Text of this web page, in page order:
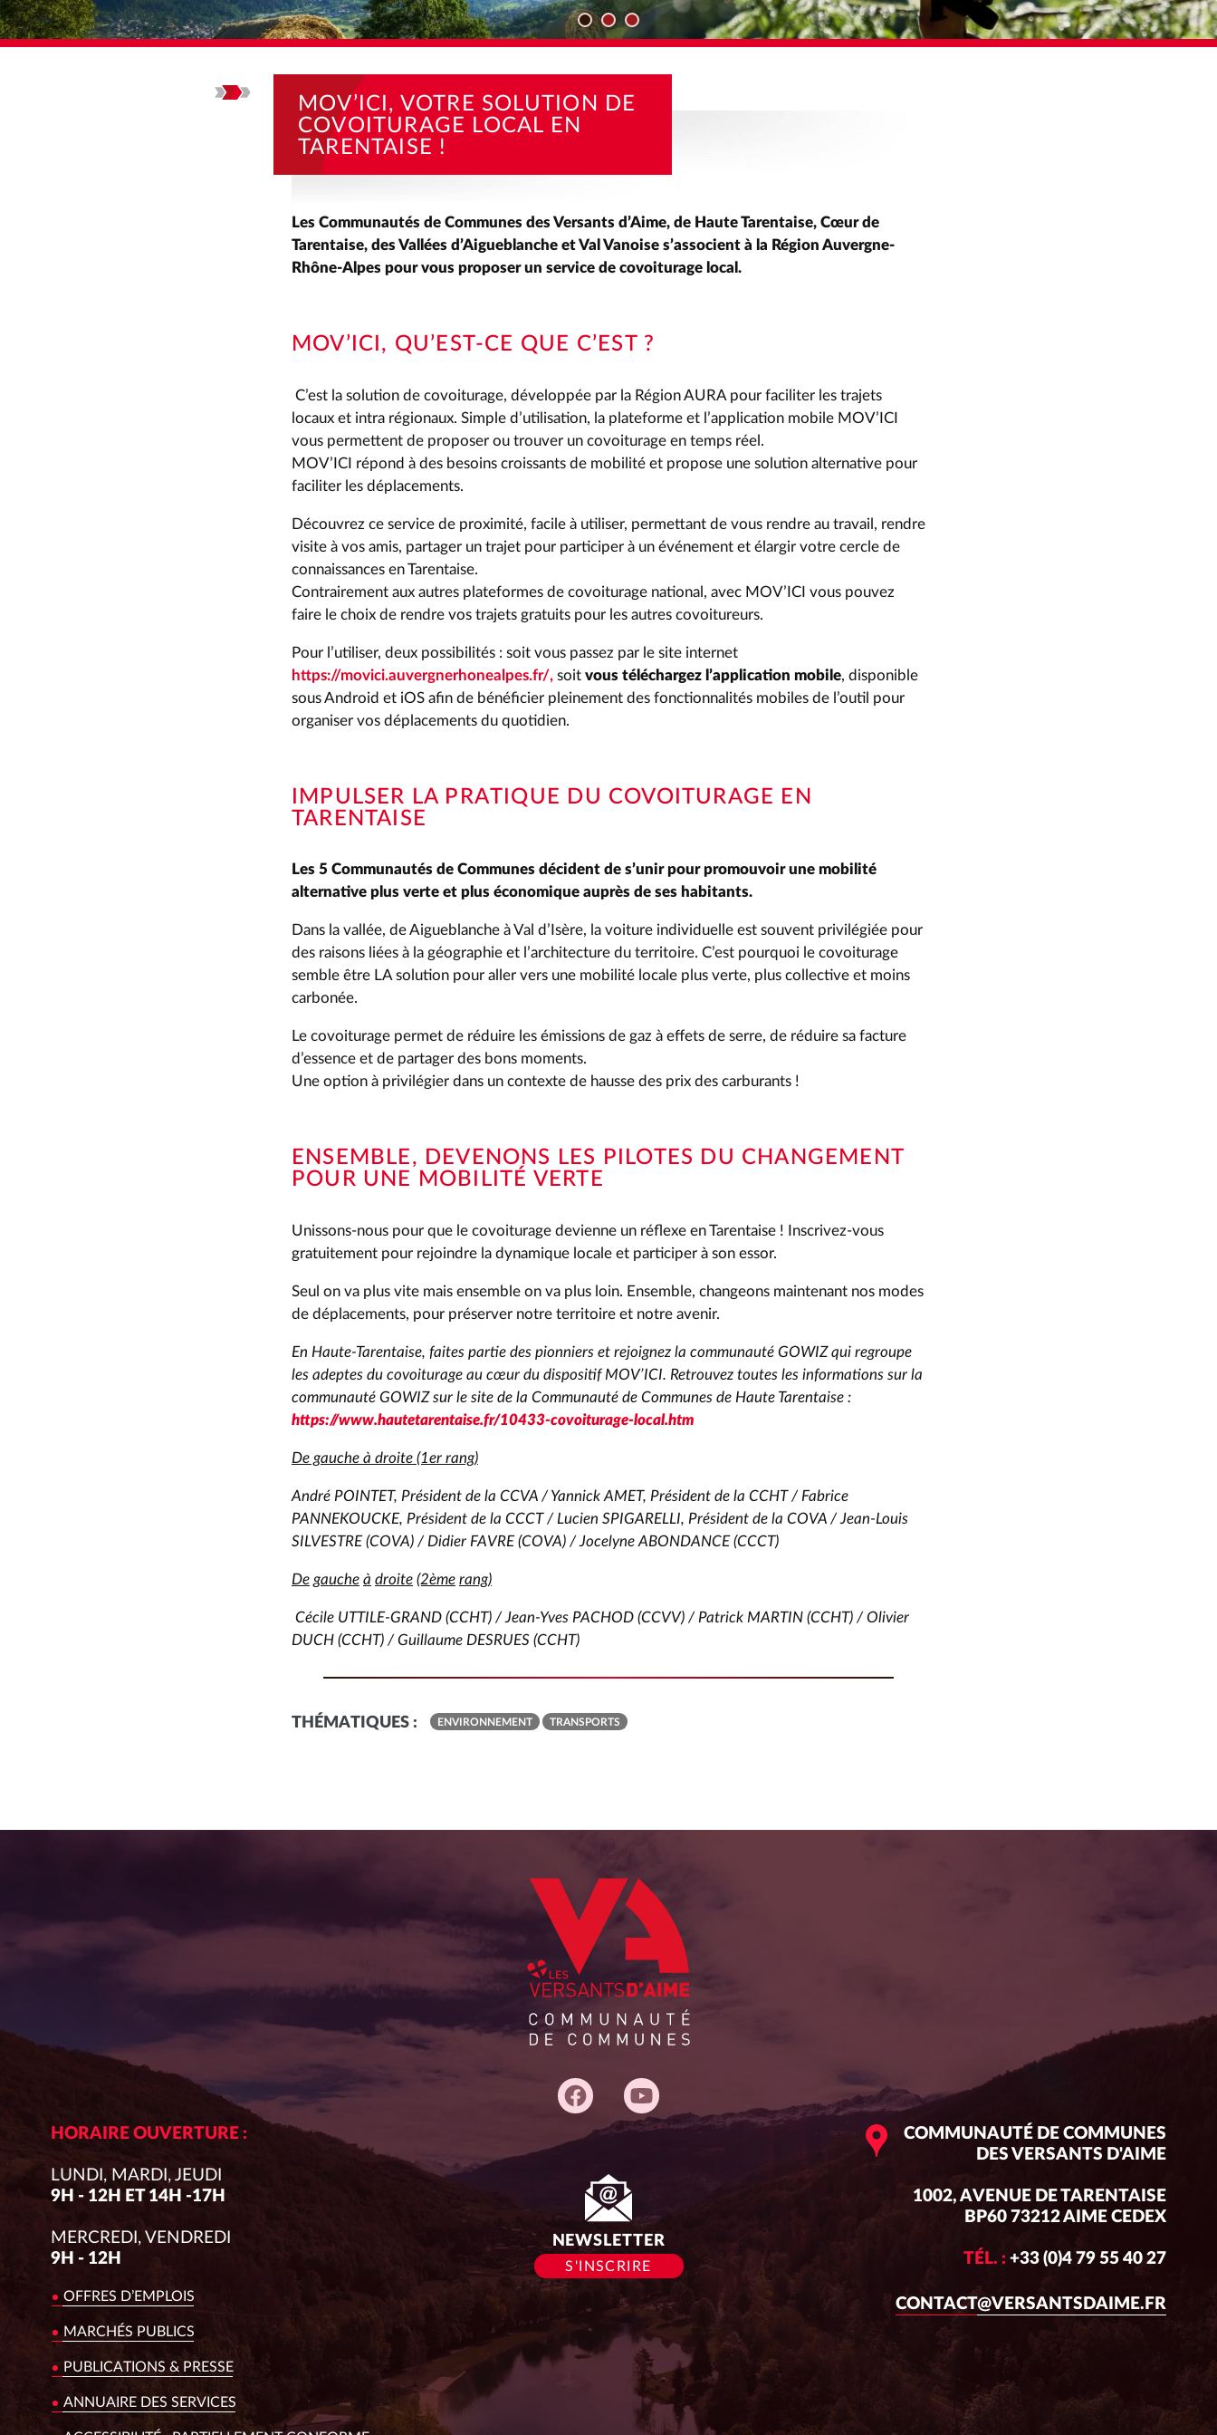
MOV’ICI, VOTRE SOLUTION DE
COVOITURAGE LOCAL EN
TARENTAISE !
Les Communautés de Communes des Versants d’Aime, de Haute Tarentaise, Cœur de
Tarentaise, des Vallées d’Aigueblanche et Val Vanoise s’associent à la Région Auvergne-
Rhône-Alpes pour vous proposer un service de covoiturage local.
MOV’ICI, QU’EST-CE QUE C’EST ?
C’est la solution de covoiturage, développée par la Région AURA pour faciliter les trajets
locaux et intra régionaux. Simple d’utilisation, la plateforme et l’application mobile MOV’ICI
vous permettent de proposer ou trouver un covoiturage en temps réel.
MOV’ICI répond à des besoins croissants de mobilité et propose une solution alternative pour
faciliter les déplacements.
Découvrez ce service de proximité, facile à utiliser, permettant de vous rendre au travail, rendre
visite à vos amis, partager un trajet pour participer à un événement et élargir votre cercle de
connaissances en Tarentaise.
Contrairement aux autres plateformes de covoiturage national, avec MOV’ICI vous pouvez
faire le choix de rendre vos trajets gratuits pour les autres covoitureurs.
Pour l’utiliser, deux possibilités : soit vous passez par le site internet
https://movici.auvergnerhonealpes.fr/, soit vous téléchargez l’application mobile, disponible
sous Android et iOS afin de bénéficier pleinement des fonctionnalités mobiles de l’outil pour
organiser vos déplacements du quotidien.
IMPULSER LA PRATIQUE DU COVOITURAGE EN
TARENTAISE
Les 5 Communautés de Communes décident de s’unir pour promouvoir une mobilité
alternative plus verte et plus économique auprès de ses habitants.
Dans la vallée, de Aigueblanche à Val d’Isère, la voiture individuelle est souvent privilégiée pour
des raisons liées à la géographie et l’architecture du territoire. C’est pourquoi le covoiturage
semble être LA solution pour aller vers une mobilité locale plus verte, plus collective et moins
carbonée.
Le covoiturage permet de réduire les émissions de gaz à effets de serre, de réduire sa facture
d’essence et de partager des bons moments.
Une option à privilégier dans un contexte de hausse des prix des carburants !
ENSEMBLE, DEVENONS LES PILOTES DU CHANGEMENT
POUR UNE MOBILITÉ VERTE
Unissons-nous pour que le covoiturage devienne un réflexe en Tarentaise ! Inscrivez-vous
gratuitement pour rejoindre la dynamique locale et participer à son essor.
Seul on va plus vite mais ensemble on va plus loin. Ensemble, changeons maintenant nos modes
de déplacements, pour préserver notre territoire et notre avenir.
En Haute-Tarentaise, faites partie des pionniers et rejoignez la communauté GOWIZ qui regroupe
les adeptes du covoiturage au cœur du dispositif MOV’ICI. Retrouvez toutes les informations sur la
communauté GOWIZ sur le site de la Communauté de Communes de Haute Tarentaise :
https://www.hautetarentaise.fr/10433-covoiturage-local.htm
De gauche à droite (1er rang)
André POINTET, Président de la CCVA / Yannick AMET, Président de la CCHT / Fabrice
PANNEKOUCKE, Président de la CCCT / Lucien SPIGARELLI, Président de la COVA / Jean-Louis
SILVESTRE (COVA) / Didier FAVRE (COVA) / Jocelyne ABONDANCE(CCCT)
De gauche à droite (2ème rang)
Cécile UTTILE-GRAND (CCHT) / Jean-Yves PACHOD (CCVV) / Patrick MARTIN (CCHT) / Olivier
DUCH (CCHT) / Guillaume DESRUES (CCHT)
THÉMATIQUES : ENVIRONNEMENT TRANSPORTS
HORAIRE OUVERTURE :
LUNDI, MARDI, JEUDI
9H - 12H ET 14H -17H
MERCREDI, VENDREDI
9H - 12H
OFFRES D’EMPLOIS
MARCHÉS PUBLICS
PUBLICATIONS & PRESSE
ANNUAIRE DES SERVICES
NEWSLETTER
S'INSCRIRE
siège :
COMMUNAUTÉ DE COMMUNES
DES VERSANTS D'AIME
1002, AVENUE DE TARENTAISE
BP60 73212 AIME CEDEX
TÉL. : +33 (0)4 79 55 40 27
CONTACT@VERSANTSDAIME.FR